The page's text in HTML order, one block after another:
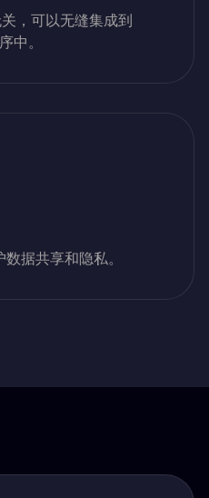
，可以无缝集成到
中。
据共享和隐私。